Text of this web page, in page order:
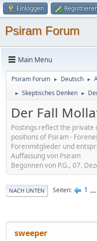
Einloggen
Psiram Forum
Main Menu
Psiram Forum ► Deutsch ►
► Skeptisches Denken ►
Der Fall
Postings reflect the private
positions of Psiram -
Forenmitglieder und
Auffassung von Psiram
Begonnen von P.G., 07.
NACH UNTEN Seiten 1 ...
sweeper